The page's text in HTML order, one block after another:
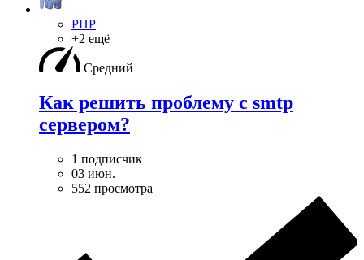
PHP
+2 ещё
Средний
Как решить проблему с smtp
сервером?
1 подписчик
03 июн.
552 просмотра